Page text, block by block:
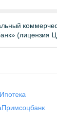
(лицензия
Ипотека
Примсоцбанк